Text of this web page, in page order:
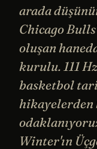
arada
Chicago
oluşan
kurulu. 111
basketbol
hikayelerden
Winter'ın